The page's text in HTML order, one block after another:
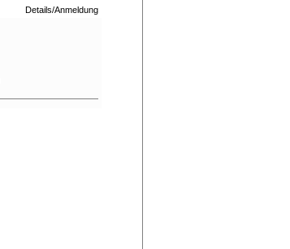
Details/Anmeldung